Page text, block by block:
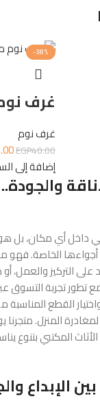
-38%
غرف
غرف نوم
EGP40.00
إضافة إلى
داخل أي مكان، بل
الخاصة. فهو
على التركيز والعمل،
تجربة التسوق
القطع المناسبة
المنزل. متجرنا
المكتبي بتنوع
الإبداع